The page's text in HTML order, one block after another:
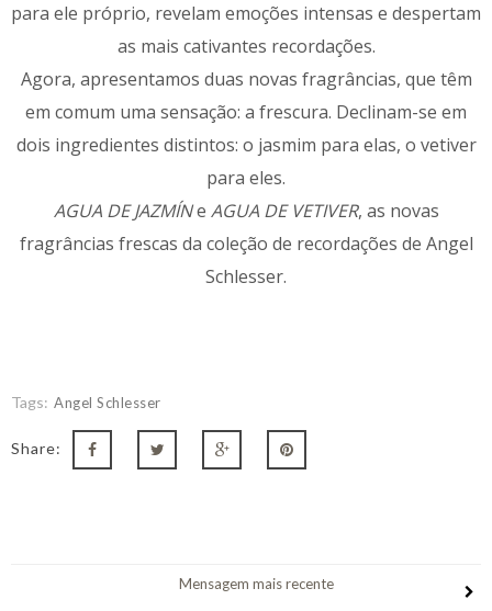
para ele próprio, revelam emoções intensas e despertam
as mais cativantes recordações.
Agora, apresentamos duas novas fragrâncias, que têm
em comum uma sensação: a frescura. Declinam-se em
dois ingredientes distintos: o jasmim para elas, o vetiver
para eles.
AGUA DE JAZMÍNe AGUA DE VETIVER, as novas
fragrâncias frescas da coleção de recordações de Angel
Schlesser.
Tags: Angel Schlesser
Share:
Mensagem mais recente